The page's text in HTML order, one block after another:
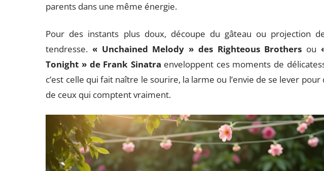
parents dans une même énergie.
Pour des instants plus doux, découpe du gâteau ou projection
tendresse. « Unchained Melody » des Righteous Brothers ou
Tonight » de Frank Sinatra enveloppent ces moments de
c’est celle qui fait naître le sourire, la larme ou l’envie de se lever
de ceux qui comptent vraiment.